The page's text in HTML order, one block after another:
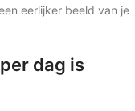
eerlijker beeld van je
dag is